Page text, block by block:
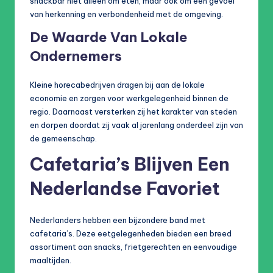
van herkenning en verbondenheid met de omgeving.
De Waarde Van Lokale
Ondernemers
Kleine horecabedrijven dragen bij aan de lokale
economie en zorgen voor werkgelegenheid binnen de
regio. Daarnaast versterken zij het karakter van steden
en dorpen doordat zij vaak al jarenlang onderdeel zijn van
de gemeenschap.
Cafetaria’s Blijven Een
Nederlandse Favoriet
Nederlanders hebben een bijzondere band met
cafetaria’s. Deze eetgelegenheden bieden een breed
assortiment aan snacks, frietgerechten en eenvoudige
maaltijden.